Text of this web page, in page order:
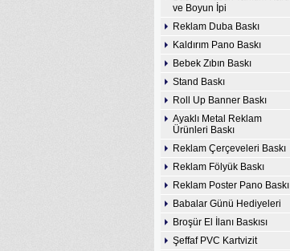
ve Boyun İpi
Reklam Duba Baskı
Kaldırım Pano Baskı
Bebek Zıbın Baskı
Stand Baskı
Roll Up Banner Baskı
Ayaklı Metal Reklam
Ürünleri Baskı
Reklam Çerçeveleri Baskı
Reklam Fölyük Baskı
Reklam Poster Pano Baskı
Babalar Günü Hediyeleri
Broşür El İlanı Baskısı
Şeffaf PVC Kartvizit